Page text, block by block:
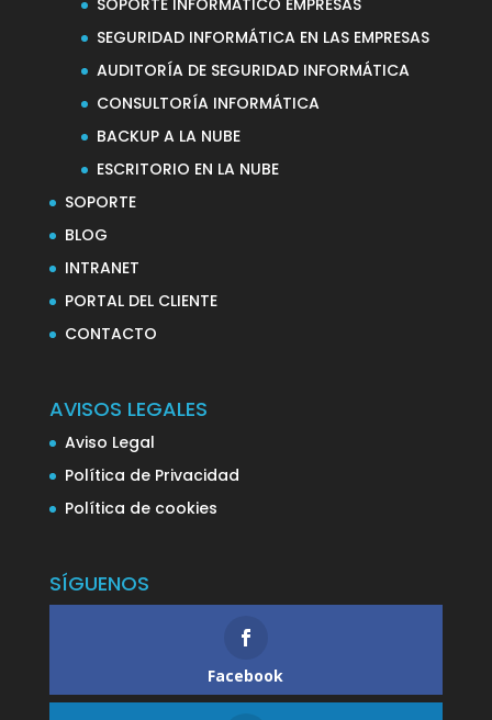
SEGURIDAD INFORMÁTICA EN LAS EMPRESAS
AUDITORÍA DE SEGURIDAD INFORMÁTICA
CONSULTORÍA INFORMÁTICA
BACKUP A LA NUBE
ESCRITORIO EN LA NUBE
SOPORTE
BLOG
INTRANET
PORTAL DEL CLIENTE
CONTACTO
AVISOS LEGALES
Aviso Legal
Política de Privacidad
Política de cookies
SÍGUENOS
Facebook